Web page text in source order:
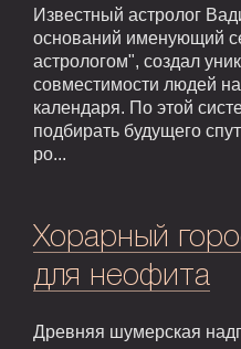
Известный астролог
оснований именующий
астрологом", создал
совместимости людей
календаря. По этой
подбирать будущего
ро...
Хорарный
для неофита
Древняя шумерская